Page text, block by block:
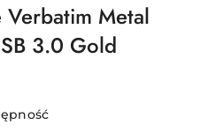
Metal
3.0 Gold